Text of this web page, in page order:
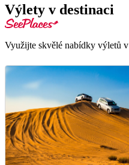
Výlety v destinaci
Využijte skvělé nabídky výletů